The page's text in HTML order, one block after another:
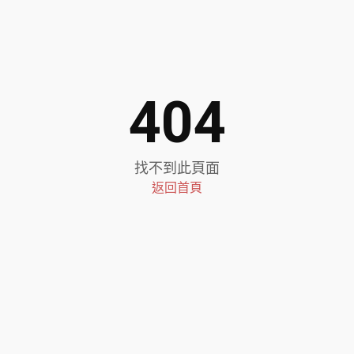
404
找不到此頁面
返回首頁